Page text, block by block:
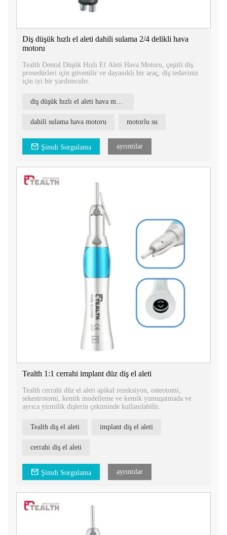
Diş düşük hızlı el aleti dahili sulama 2/4 delikli hava
motoru
Tealth Dental Düşük Hızlı El Aleti Hava Motoru, çeşitli diş
prosedürleri için güvenilir ve dayanıklı bir araç, diş tedaviniz
için iyi bir yardımcıdır.
diş düşük hızlı el aleti hava motoru
dahili sulama hava motoru motorlu su
Şimdi Sorgulama ayrıntılar
Tealth 1:1 cerrahi implant düz diş el aleti
Tealth cerrahi düz el aleti apikal rezeksiyon, osteotomi,
sekestrotomi, kemik modelleme ve kemik yumuşatmada ve
ayrıca yirmilik dişlerin çekiminde kullanılabilir.
Tealth diş el aleti implant diş el aleti
cerrahi diş el aleti
Şimdi Sorgulama ayrıntılar